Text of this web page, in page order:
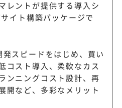
レントが提供する導入シ
イト構築パッケージで
スピードをはじめ、買い
コスト導入、柔軟なカス
ンニングコスト設計、再
開など、多彩なメリット